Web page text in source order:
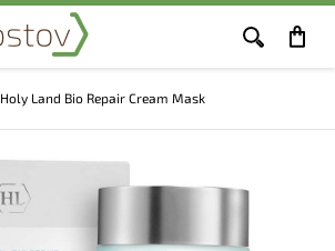
Holy Land Bio Repair Cream Mask